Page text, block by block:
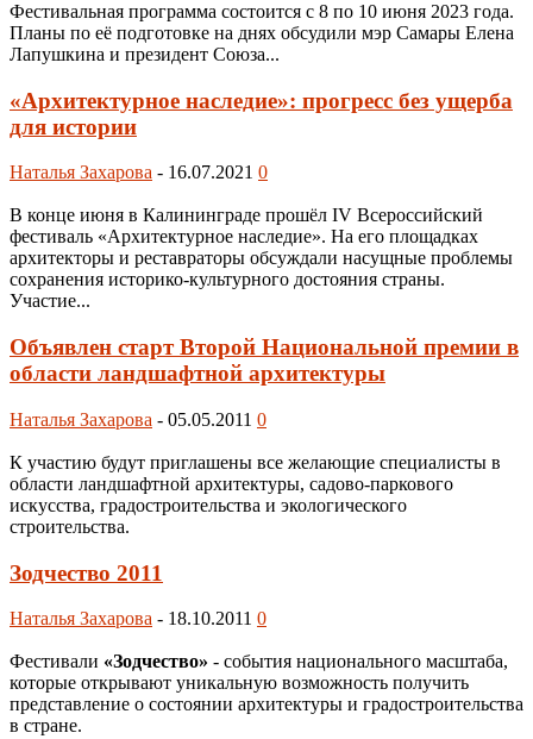
Фестивальная программа состоится с 8 по 10 июня 2023 года.
Планы по её подготовке на днях обсудили мэр Самары Елена
Лапушкина и президент Союза...
«Архитектурное наследие»: прогресс без ущерба
для истории
Наталья Захарова - 16.07.2021 0
В конце июня в Калининграде прошёл IV Всероссийский
фестиваль «Архитектурное наследие». На его площадках
архитекторы и реставраторы обсуждали насущные проблемы
сохранения историко-культурного достояния страны.
Участие...
Объявлен старт Второй Национальной премии в
области ландшафтной архитектуры
Наталья Захарова - 05.05.2011 0
К участию будут приглашены все желающие специалисты в
области ландшафтной архитектуры, садово-паркового
искусства, градостроительства и экологического
строительства.
Зодчество 2011
Наталья Захарова - 18.10.2011 0
Фестивали «Зодчество» - события национального масштаба,
которые открывают уникальную возможность получить
представление о состоянии архитектуры и градостроительства
в стране.